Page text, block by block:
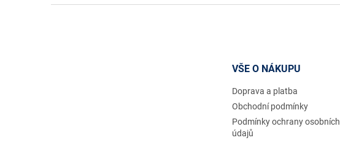
VŠE O NÁKUPU
Doprava a platba
Obchodní podmínky
Podmínky ochrany osobních
údajů